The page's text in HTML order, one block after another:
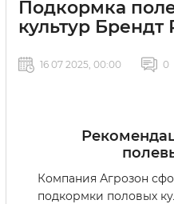
Подкормка
культур
16 07 2025, 00:00 0
Компания Агрозон
подкормки половых